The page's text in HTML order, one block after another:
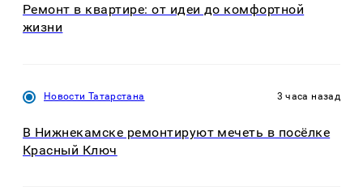
Ремонт в квартире: от идеи до комфортной
жизни
Новости Татарстана 3 часа назад
В Нижнекамске ремонтируют мечеть в посёлке
Красный Ключ